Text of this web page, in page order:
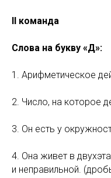
II команда
Слова на букву «Д»:
1. Арифметическое
2. Число, на которое
3. Он есть у
4. Она живет в
и неправильной.